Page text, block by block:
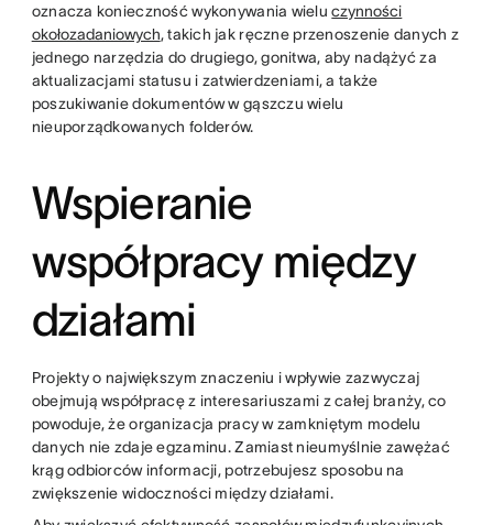
oznacza konieczność wykonywania wieluczynności
okołozadaniowych, takich jak ręczne przenoszenie danych z
jednego narzędzia do drugiego, gonitwa, aby nadążyć za
aktualizacjami statusu i zatwierdzeniami, a także
poszukiwanie dokumentów w gąszczu wielu
nieuporządkowanych folderów.
Wspieranie
współpracy między
działami
Projekty o największym znaczeniu i wpływie zazwyczaj
obejmują współpracę z interesariuszami z całej branży, co
powoduje, że organizacja pracy w zamkniętym modelu
danych nie zdaje egzaminu. Zamiast nieumyślnie zawężać
krąg odbiorców informacji, potrzebujesz sposobu na
zwiększenie widoczności między działami.